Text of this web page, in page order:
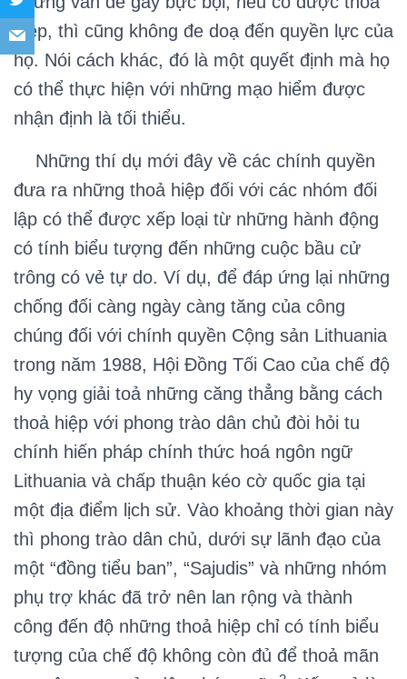
hiệp, thì cũng không đe doạ đến quyền lực của
họ. Nói cách khác, đó là một quyết định mà họ
có thể thực hiện với những mạo hiểm được
nhận định là tối thiểu.
Những thí dụ mới đây về các chính quyền
đưa ra những thoả hiệp đối với các nhóm đối
lập có thể được xếp loại từ những hành động
có tính biểu tượng đến những cuộc bầu cử
trông có vẻ tự do. Ví dụ, để đáp ứng lại những
chống đối càng ngày càng tăng của công
chúng đối với chính quyền Cộng sản Lithuania
trong năm 1988, Hội Đồng Tối Cao của chế độ
hy vọng giải toả những căng thẳng bằng cách
thoả hiệp với phong trào dân chủ đòi hỏi tu
chính hiến pháp chính thức hoá ngôn ngữ
Lithuania và chấp thuận kéo cờ quốc gia tại
một địa điểm lịch sử. Vào khoảng thời gian này
thì phong trào dân chủ, dưới sự lãnh đạo của
một “đồng tiểu ban”, “Sajudis” và những nhóm
phụ trợ khác đã trở nên lan rộng và thành
công đến độ những thoả hiệp chỉ có tính biểu
tượng của chế độ không còn đủ để thoả mãn